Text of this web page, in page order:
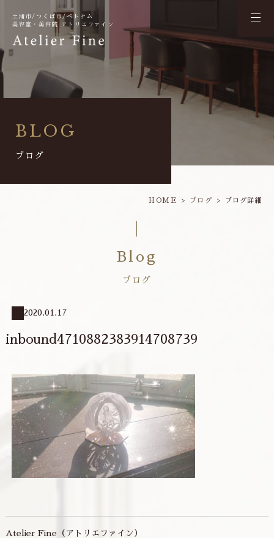
土浦市/つくば市/ベトナム
美容室・美容院 アトリエファイン
BLOG
ブログ
HOME ブログ ブログ詳細
Blog
ブログ
2020.01.17
inbound4710882383914708739
Atelier Fine（アトリエファイン）